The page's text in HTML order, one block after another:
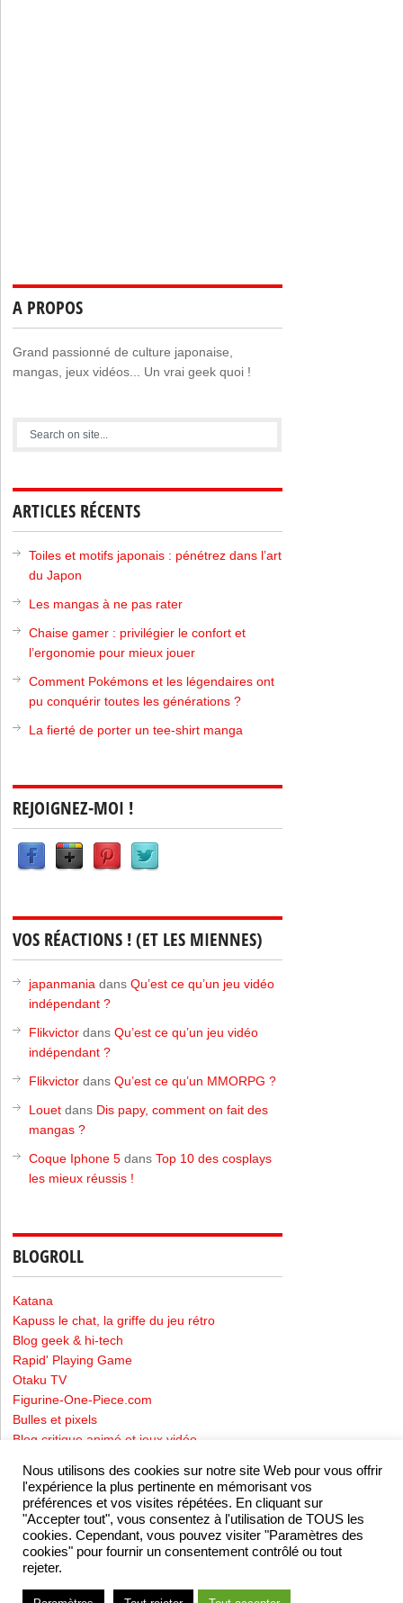
A PROPOS
Grand passionné de culture japonaise,
mangas, jeux vidéos... Un vrai geek quoi !
ARTICLES RÉCENTS
Toiles et motifs japonais : pénétrez dans l’art
du Japon
Les mangas à ne pas rater
Chaise gamer : privilégier le confort et
l’ergonomie pour mieux jouer
Comment Pokémons et les légendaires ont
pu conquérir toutes les générations ?
La fierté de porter un tee-shirt manga
REJOIGNEZ-MOI !
VOS RÉACTIONS ! (ET LES MIENNES)
japanmania dansQu’est ce qu’un jeu vidéo
indépendant ?
Flikvictor dansQu’est ce qu’un jeu vidéo
indépendant ?
Flikvictor dansQu’est ce qu’un MMORPG ?
Louet dans Dis papy, comment on fait des
mangas ?
Coque Iphone 5 dansTop 10 des cosplays
les mieux réussis !
BLOGROLL
Katana
Kapuss le chat, la griffe du jeu rétro
Blog geek & hi-tech
Rapid' Playing Game
Otaku TV
Figurine-One-Piece.com
Bulles et pixels
Blog critique animé et jeux vidéo
Mentions Légales -Politique de confidentialité
Nous utilisons des cookies sur notre site Web pour vous offrir
l'expérience la plus pertinente en mémorisant vos
préférences et vos visites répétées. En cliquant sur
"Accepter tout", vous consentez à l'utilisation de TOUS les
cookies. Cependant, vous pouvez visiter "Paramètres des
cookies" pour fournir un consentement contrôlé ou tout
rejeter.